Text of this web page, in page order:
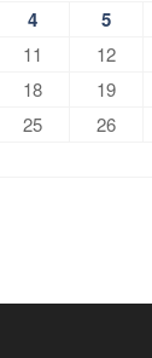
4 5
11 12
18 19
25 26